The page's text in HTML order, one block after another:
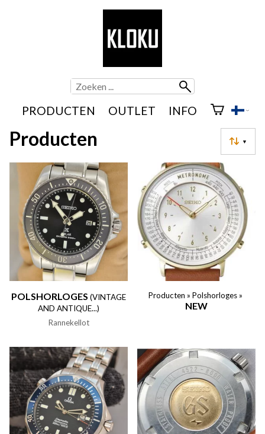
PRODUCTEN OUTLET INFO
▼
Producten
POLSHORLOGES (VINTAGE
AND ANTIQUE...)
Rannekellot
Producten ‪» Polshorloges‪»
NEW